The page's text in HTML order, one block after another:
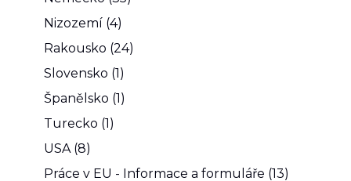
Nizozemí (4)
Rakousko (24)
Slovensko (1)
Španělsko (1)
Turecko (1)
USA (8)
Práce v EU - Informace a formuláře (13)